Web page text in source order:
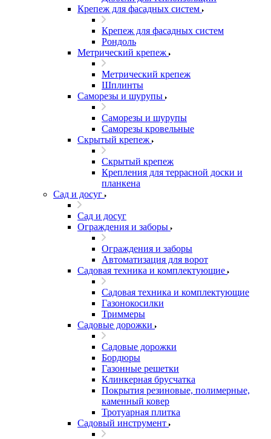
Крепеж для фасадных систем
Крепеж для фасадных систем
Рондоль
Метрический крепеж
Метрический крепеж
Шплинты
Саморезы и шурупы
Саморезы и шурупы
Саморезы кровельные
Скрытый крепеж
Скрытый крепеж
Крепления для террасной доски и
планкена
Сад и досуг
Сад и досуг
Ограждения и заборы
Ограждения и заборы
Автоматизация для ворот
Садовая техника и комплектующие
Садовая техника и комплектующие
Газонокосилки
Триммеры
Садовые дорожки
Садовые дорожки
Бордюры
Газонные решетки
Клинкерная брусчатка
Покрытия резиновые, полимерные,
каменный ковер
Тротуарная плитка
Садовый инструмент